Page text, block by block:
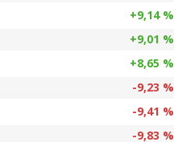
+9,14 %
+9,01 %
+8,65 %
-9,23 %
-9,41 %
-9,83 %